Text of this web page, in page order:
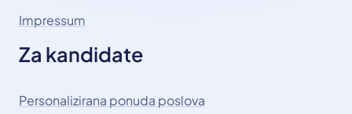
Impressum
Za kandidate
Personalizirana ponuda poslova